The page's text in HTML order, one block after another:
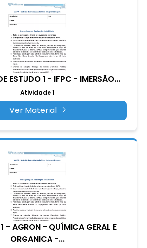
ESTUDO 1 - IFPC - IMERSÃO...
Atividade 1
Ver Material
- AGRON - QUÍMICA GERAL E
ORGANICA -...